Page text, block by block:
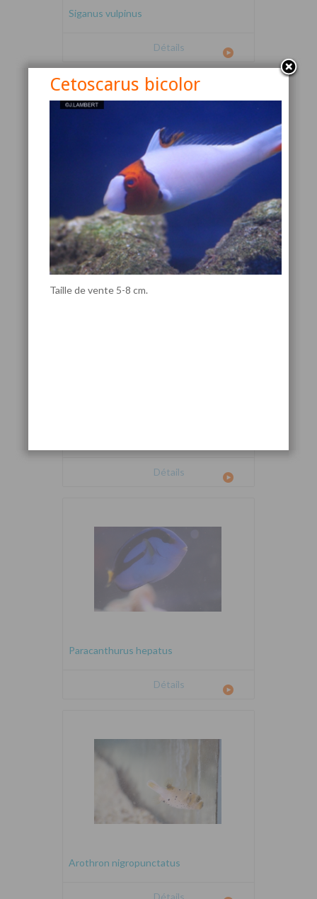
Siganus vulpinus
Détails
Canthigaster valentini
Détails
Détails
Paracanthurus hepatus
Détails
Arothron nigropunctatus
Détails
Cetoscarus bicolor
Taille de vente 5-8 cm.